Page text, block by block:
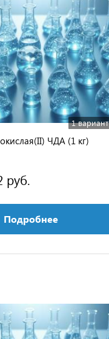
1 вариант
ЧДА (1 кг)
руб.
Подробнее